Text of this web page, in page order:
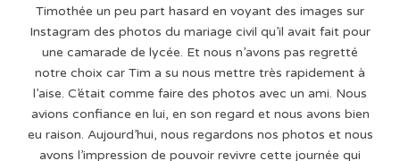
Timothée un peu part hasard en voyant des images sur
Instagram des photos du mariage civil qu’il avait fait pour
une camarade de lycée. Et nous n’avons pas regretté
notre choix car Tim a su nous mettre très rapidement à
l’aise. C’était comme faire des photos avec un ami. Nous
avions confiance en lui, en son regard et nous avons bien
eu raison. Aujourd’hui, nous regardons nos photos et nous
avons l’impression de pouvoir revivre cette journée qui